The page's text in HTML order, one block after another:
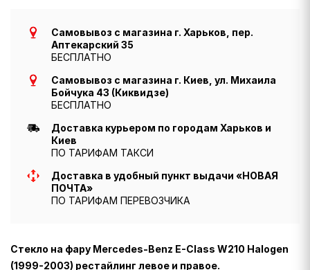
Самовывоз с магазина г. Харьков, пер.
Аптекарский 35
БЕСПЛАТНО
Самовывоз с магазина г. Киев, ул. Михаила
Бойчука 43 (Киквидзе)
БЕСПЛАТНО
Доставка курьером по городам Харьков и
Киев
ПО ТАРИФАМ ТАКСИ
Доставка в удобный пункт выдачи «НОВАЯ
ПОЧТА»
ПО ТАРИФАМ ПЕРЕВОЗЧИКА
Стекло на фару Mercedes-Benz E-Class W210 Halogen
(1999-2003) рестайлинг левое и правое.